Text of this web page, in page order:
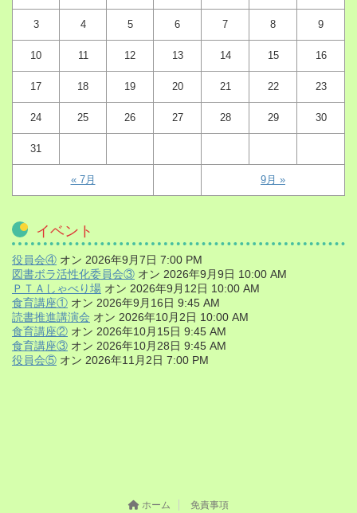
3 4 5 6 7 8 9
10 11 12 13 14 15 16
17 18 19 20 21 22 23
24 25 26 27 28 29 30
31
« 7月 9月 »
イベント
役員会④ オン 2026年9月7日 7:00 PM
図書ボラ活性化委員会③ オン 2026年9月9日 10:00 AM
ＰＴＡしゃべり場 オン 2026年9月12日 10:00 AM
食育講座① オン 2026年9月16日 9:45 AM
読書推進講演会 オン 2026年10月2日 10:00 AM
食育講座② オン 2026年10月15日 9:45 AM
食育講座③ オン 2026年10月28日 9:45 AM
役員会⑤ オン 2026年11月2日 7:00 PM
ホーム 免責事項